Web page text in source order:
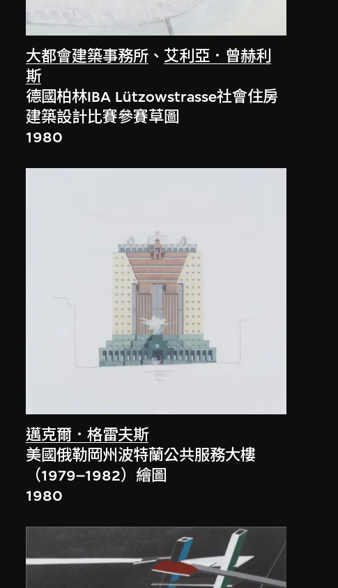
大都會建築事務所 、艾利亞．曾赫利
斯
德國柏林IBA Lützowstrasse社會住房
建築設計比賽參賽草圖
1980
邁克爾．格雷夫斯
美國俄勒岡州波特蘭公共服務大樓
（1979–1982）繪圖
1980